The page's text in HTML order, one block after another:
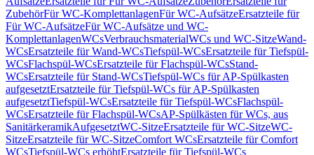
ZubehörFür WC-KomplettanlagenFür WC-AufsätzeErsatzteile für
Für WC-AufsätzeFür WC-Aufsätze und WC-
KomplettanlagenWCsVerbrauchsmaterialWCs und WC-SitzeWand-
WCsErsatzteile für Wand-WCsTiefspül-WCsErsatzteile für Tiefspül-
WCsFlachspül-WCsErsatzteile für Flachspül-WCsStand-
WCsErsatzteile für Stand-WCsTiefspül-WCs für AP-Spülkasten
aufgesetztErsatzteile für Tiefspül-WCs für AP-Spülkasten
aufgesetztTiefspül-WCsErsatzteile für Tiefspül-WCsFlachspül-
WCsErsatzteile für Flachspül-WCsAP-Spülkästen für WCs, aus
SanitärkeramikAufgesetztWC-SitzeErsatzteile für WC-SitzeWC-
SitzeErsatzteile für WC-SitzeComfort WCsErsatzteile für Comfort
WCsTiefspül-WCs erhöhtErsatzteile für Tiefspül-WCs